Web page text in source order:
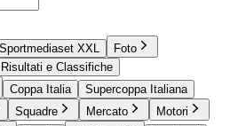
Sportmediaset XXL
Foto
Risultati e Classifiche
Coppa Italia
Supercoppa Italiana
Squadre Mercato
Motori